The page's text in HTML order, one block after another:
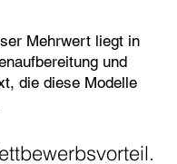
Mehrwert liegt in
und
die diese Modelle